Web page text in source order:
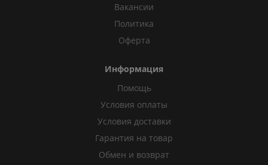
Вакансии
Политика
Оферта
Информация
Помощь
Условия оплаты
Условия доставки
Гарантия на товар
Обмен и возврат